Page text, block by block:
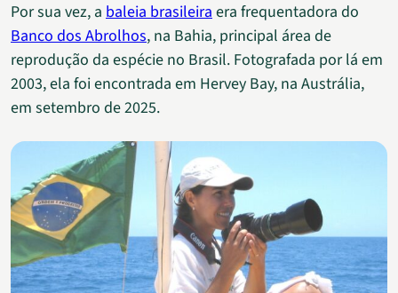
Por sua vez, a baleia brasileiraera frequentadora do
Banco dos Abrolhos, na Bahia, principal área de
reprodução da espécie no Brasil. Fotografada por lá em
2003, ela foi encontrada em Hervey Bay, na Austrália,
em setembro de 2025.